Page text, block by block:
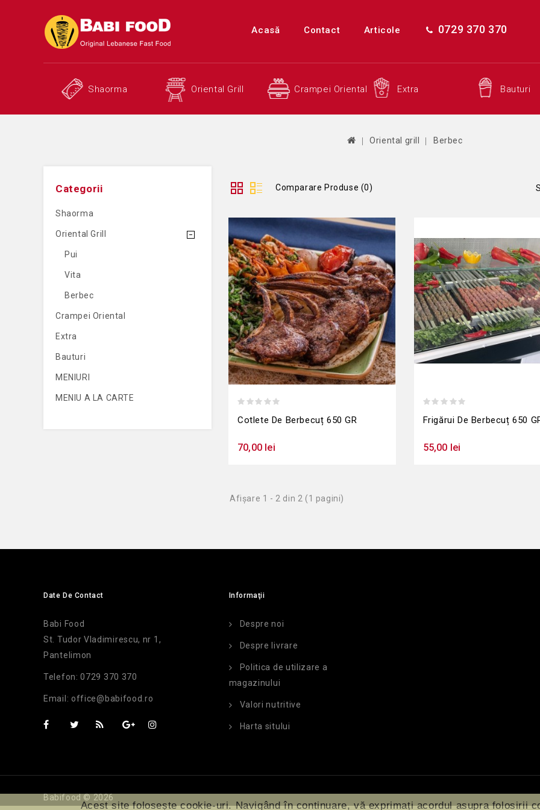
Acasă Contact Articole 0729 370 370
Shaorma Oriental Grill Crampei Oriental Extra Bauturi
Oriental grill Berbec
Categorii
Shaorma
Oriental Grill
Pui
Vita
Berbec
Crampei Oriental
Extra
Bauturi
MENIURI
MENIU A LA CARTE
Comparare Produse (0)
Cotlete De Berbecuț 650 GR
70,00 lei
Frigărui De Berbecuț 650
55,00 lei
Afişare 1 - 2 din 2 (1 pagini)
Date De Contact
Babi Food
St. Tudor Vladimirescu, nr 1,
Pantelimon
Telefon: 0729 370 370
Email: office@babifood.ro
Informaţii
Despre noi
Despre livrare
Politica de utilizare a
magazinului
Valori nutritive
Harta sitului
Babifood © 2026
Acest site folosește cookie-uri. Navigând în continuare, vă exprimați acordul asupra folosirii